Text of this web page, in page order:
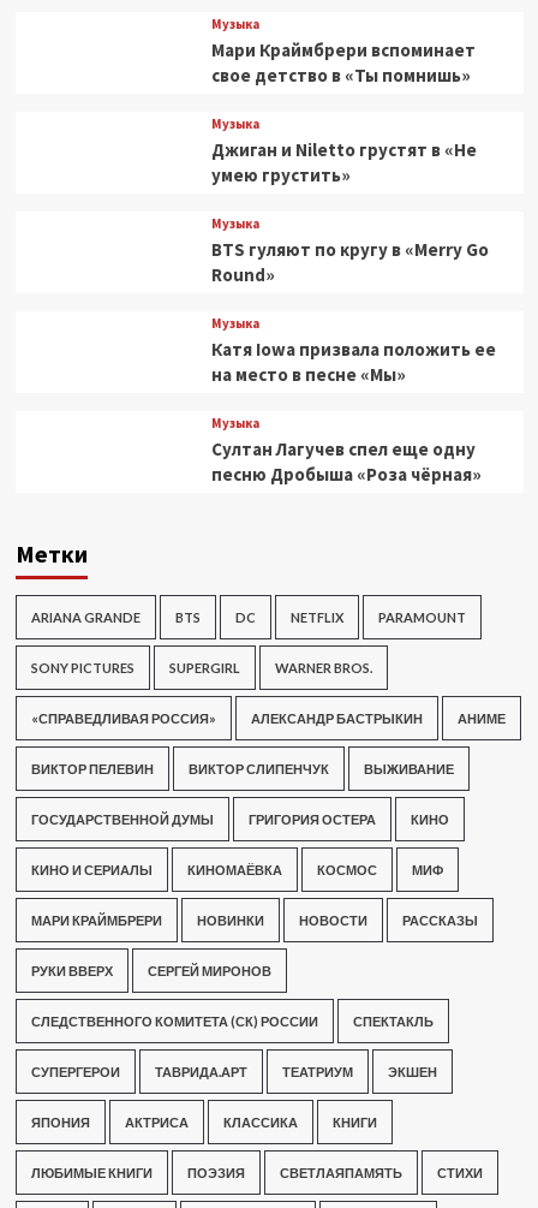
Музыка
Мари Краймбрери вспоминает
свое детство в «Ты помнишь»
Музыка
Джиган и Niletto грустят в «Не
умею грустить»
Музыка
BTS гуляют по кругу в «Merry Go
Round»
Музыка
Катя Iowa призвала положить ее
на место в песне «Мы»
Музыка
Султан Лагучев спел еще одну
песню Дробыша «Роза чёрная»
Метки
ARIANA GRANDE BTS DC NETFLIX PARAMOUNT
SONY PICTURES SUPERGIRL WARNER BROS.
«СПРАВЕДЛИВАЯ РОССИЯ» АЛЕКСАНДР БАСТРЫКИН АНИМЕ
ВИКТОР ПЕЛЕВИН ВИКТОР СЛИПЕНЧУК ВЫЖИВАНИЕ
ГОСУДАРСТВЕННОЙ ДУМЫ ГРИГОРИЯ ОСТЕРА КИНО
КИНО И СЕРИАЛЫ КИНОМАЁВКА КОСМОС МИФ
МАРИ КРАЙМБРЕРИ НОВИНКИ НОВОСТИ РАССКАЗЫ
РУКИ ВВЕРХ СЕРГЕЙ МИРОНОВ
СЛЕДСТВЕННОГО КОМИТЕТА (СК) РОССИИ СПЕКТАКЛЬ
СУПЕРГЕРОИ ТАВРИДА.АРТ ТЕАТРИУМ ЭКШЕН
ЯПОНИЯ АКТРИСА КЛАССИКА КНИГИ
ЛЮБИМЫЕ КНИГИ ПОЭЗИЯ СВЕТЛАЯПАМЯТЬ СТИХИ